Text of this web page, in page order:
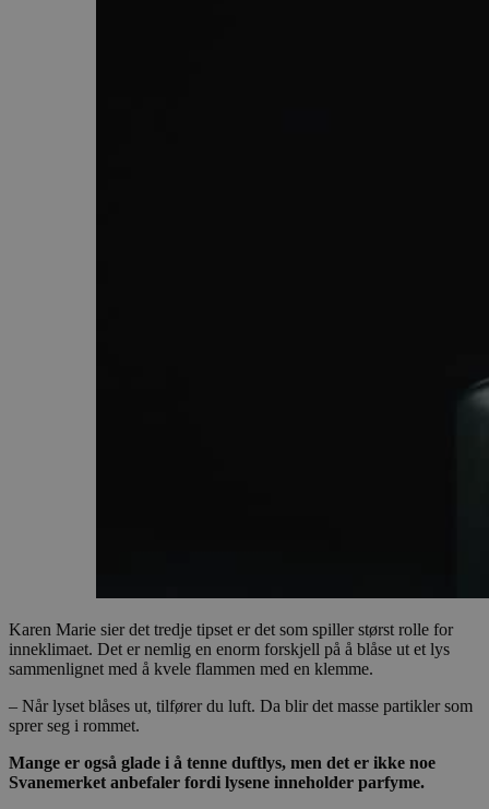
Karen Marie sier det tredje tipset er det som spiller størst rolle for
inneklimaet. Det er nemlig en enorm forskjell på å blåse ut et lys
sammenlignet med å kvele flammen med en klemme.
– Når lyset blåses ut, tilfører du luft. Da blir det masse partikler som
sprer seg i rommet.
Mange er også glade i å tenne duftlys, men det er ikke noe
Svanemerket anbefaler fordi lysene inneholder parfyme.